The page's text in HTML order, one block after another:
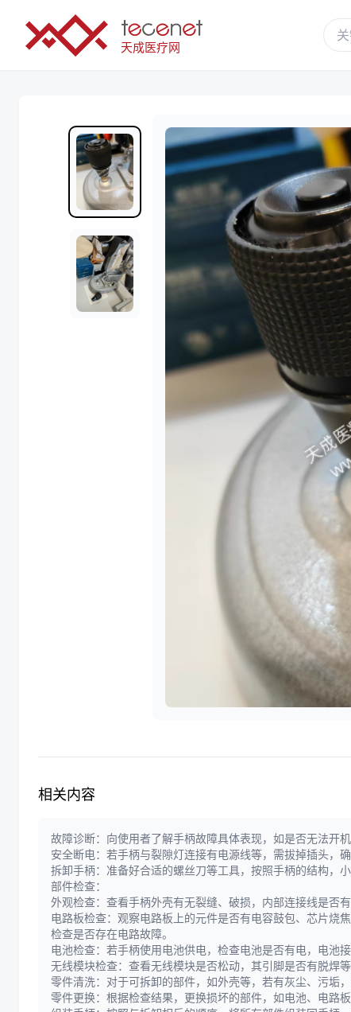
天成医疗网
相关内容
故障诊断：向使用者了解手柄故障具体表现，如是否无法开
安全断电：若手柄与裂隙灯连接有电源线等，需拔掉插头，
拆卸手柄：准备好合适的螺丝刀等工具，按照手柄的结构，
部件检查：
外观检查：查看手柄外壳有无裂缝、破损，内部连接线是否
电路板检查：观察电路板上的元件是否有电容鼓包、芯片烧
检查是否存在电路故障。
电池检查：若手柄使用电池供电，检查电池是否有电，电池
无线模块检查：查看无线模块是否松动，其引脚是否有脱焊
零件清洗：对于可拆卸的部件，如外壳等，若有灰尘、污垢
零件更换：根据检查结果，更换损坏的部件，如电池、电路